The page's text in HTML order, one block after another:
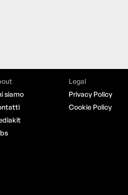
siamo
Legal
Privacy Policy
Cookie Policy